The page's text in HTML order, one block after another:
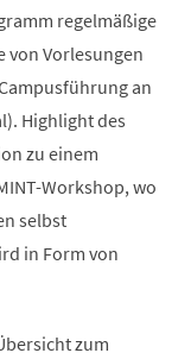
regelmäßige
von Vorlesungen
an
Highlight des
zu einem
Workshop, wo
selbst
in Form von
zum